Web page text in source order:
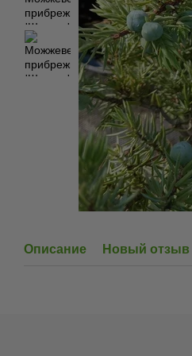
Описание Новый отзыв